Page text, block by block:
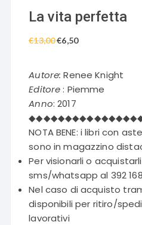
La vita perfetta
€13,00Il
€13,00.
€6,50Il
attuale
Autore: Renee Knight
Editore: Piemme
Anno: 2017
NOTA BENE: i libri con
sono in magazzino
Per visionarli o
sms/whatsapp al 392
Nel caso di acquisto
disponibili per ritiro/
lavorativi